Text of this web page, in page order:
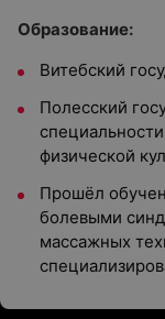
Образование:
Витебский
Полесский
физической
Прошёл
болевыми
массажных